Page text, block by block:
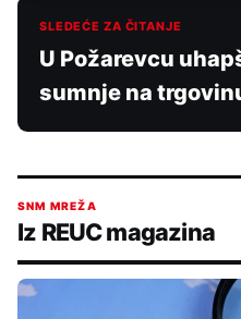
SLEDEĆE ZA ČITANJE
U Požarevcu
sumnje na
SNM MREŽA
Iz REUC magazina